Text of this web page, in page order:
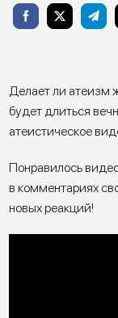
Делает ли атеизм
будет длиться
атеистическое
Понравилось
в комментариях
новых реакций!